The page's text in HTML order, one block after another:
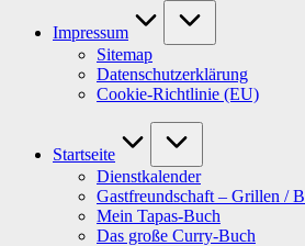
Impressum
Sitemap
Datenschutzerklärung
Cookie-Richtlinie (EU)
Startseite
Dienstkalender
Gastfreundschaft – Grillen /
Mein Tapas-Buch
Das große Curry-Buch